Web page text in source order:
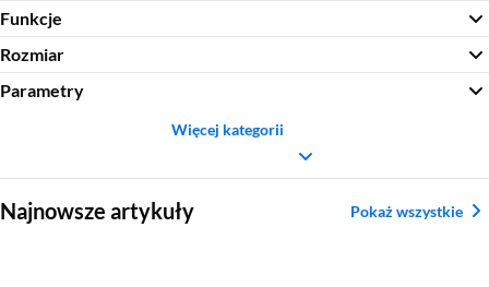
Funkcje
Rozmiar
Parametry
Więcej kategorii
Najnowsze artykuły Pokaż wszystkie